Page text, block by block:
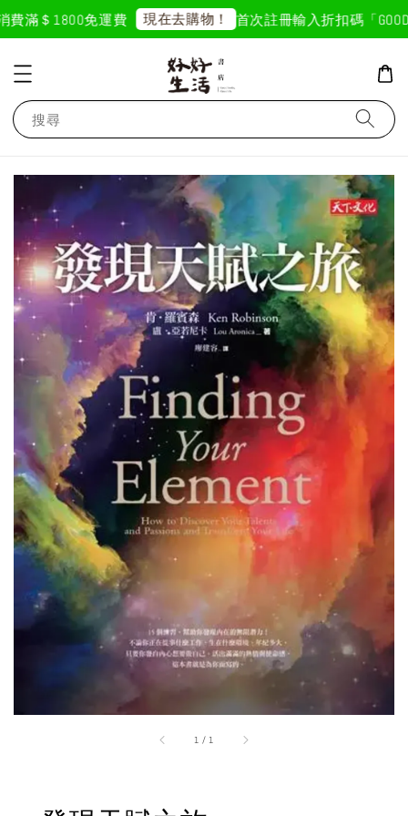
滿＄1800免運費 現在去購物！ 首次註冊輸入折扣碼「
搜尋
1 / 1